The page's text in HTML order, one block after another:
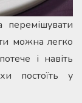
можна легко
і навіть
постоїть у